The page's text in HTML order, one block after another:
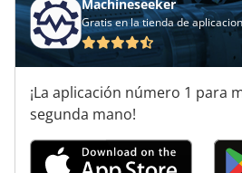
Machineseeker
Gratis en la tienda de
¡La aplicación número 1 para
segunda mano!